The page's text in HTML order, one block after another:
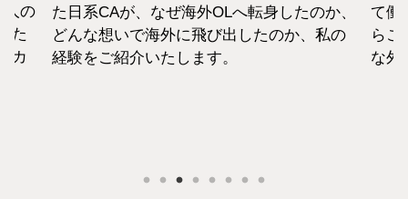
人の
た
カ
た日系CAが、なぜ海外OLへ転身したのか、
どんな想いで海外に飛び出したのか、私の
経験をご紹介いたします。
て働
らこ
な外